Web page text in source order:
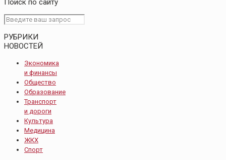
Поиск по сайту
РУБРИКИ
НОВОСТЕЙ
Экономика
и финансы
Общество
Образование
Транспорт
и дороги
Культура
Медицина
ЖКХ
Спорт